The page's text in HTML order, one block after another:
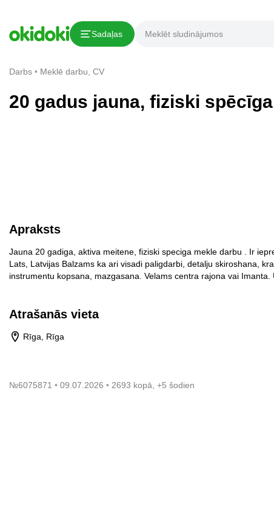
Sadaļas
Darbs Meklē darbu, CV
20 gadus jauna, fiziski
Apraksts
Jauna 20 gadiga, aktiva meitene, fiziski speciga mekle darbu . Ir
Lats, Latvijas Balzams ka ari visadi paligdarbi, detalju skiroshana,
instrumentu kopsana, mazgasana. Velams centra rajona vai
Atrašanās vieta
Rīga, Rīga
№6075871 09.07.2026 2693 kopā, +5 šodien
Kopēt saiti
apmaksājiet piekļuvi kontaktiem